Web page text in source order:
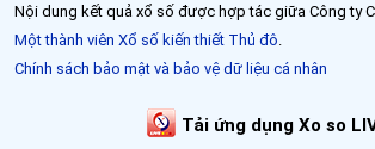
thức được công bố bởi các công ty xổ số kiến thiết.